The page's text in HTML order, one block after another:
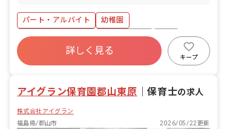
けなど ・送迎バスの同乗 ・その他付随
する業務
パート・アルバイト
幼稚園
年間休日120日以上
社会保険完備
産休育休制度
詳しく見る
キープ
アイグラン保育園郡山東原 ｜保育士の求人
株式会社アイグラン
福島県/郡山市
2026/05/22更新